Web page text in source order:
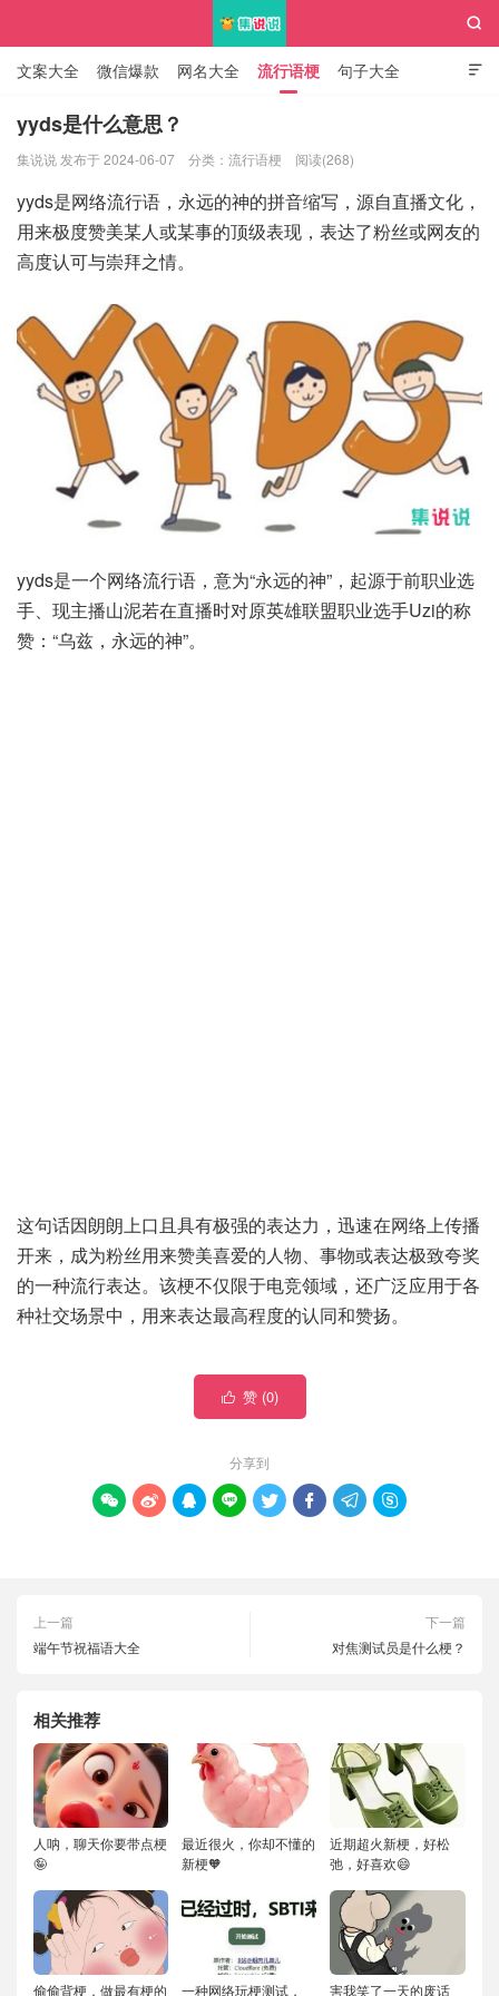

文案大全 微信爆款 网名大全 流行语梗 句子大全
知识大全

yyds是什么意思？
集说说 发布于 2024-06-07 分类： 流行语梗 阅读(268)
yyds是网络流行语，永远的神的拼音缩写，源自直播文化，
用来极度赞美某人或某事的顶级表现，表达了粉丝或网友的
高度认可与崇拜之情。
yyds是一个网络流行语，意为“永远的神”，起源于前职业选
手、现主播山泥若在直播时对原英雄联盟职业选手Uzi的称
赞：“乌兹，永远的神”。
这句话因朗朗上口且具有极强的表达力，迅速在网络上传播
开来，成为粉丝用来赞美喜爱的人物、事物或表达极致夸奖
的一种流行表达。该梗不仅限于电竞领域，还广泛应用于各
种社交场景中，用来表达最高程度的认同和赞扬。
 赞 (0)
分享到
       
上一篇
端午节祝福语大全
下一篇
对焦测试员是什么梗？
相关推荐
人呐，聊天你要带点梗
🤪
最近很火，你却不懂的
新梗🧡
近期超火新梗，好松
弛，好喜欢😄
偷偷背梗，做最有梗的 一种网络玩梗测试， 害我笑了一天的废话